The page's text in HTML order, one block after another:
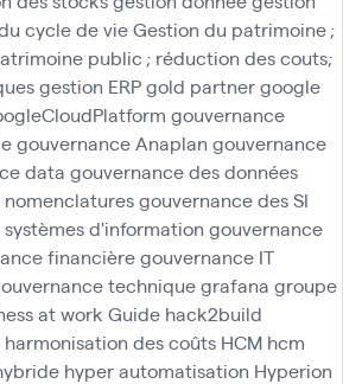
cycle de vieGestion du patrimoine ;
public ; réduction des couts;
gestion ERPgold partnergoogle
gouvernance
gouvernance Anaplan gouvernance
data gouvernance des données
gouvernance des SI
d'information gouvernance
financièregouvernance IT
techniquegrafana groupe
at work Guide hack2build
harmonisation des coûts HCM hcm
hyper automatisation Hyperion